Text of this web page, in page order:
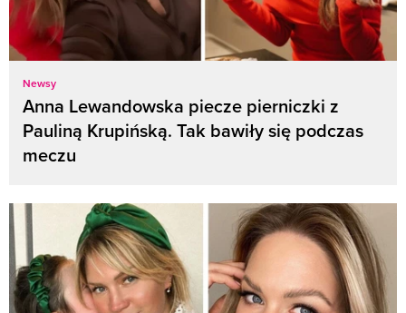
Newsy
Anna Lewandowska piecze pierniczki z
Pauliną Krupińską. Tak bawiły się podczas
meczu